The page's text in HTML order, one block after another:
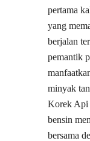
pertama
yang
berjalan
pemantik
minyak
Korek Api
bensin
bersama